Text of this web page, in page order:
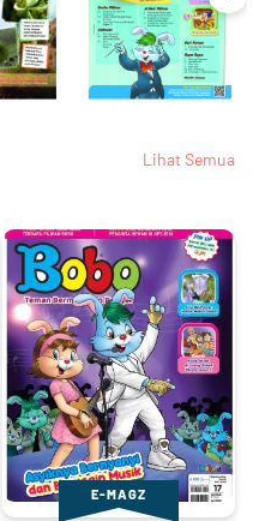
Lihat Semua
E-MAGZ